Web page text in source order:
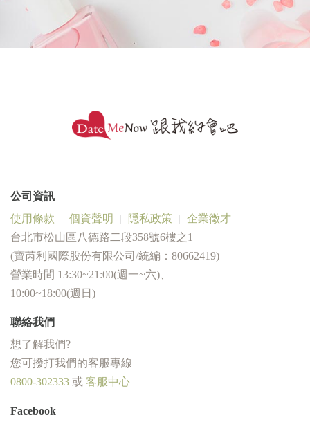
公司資訊
使用條款
個資聲明 隠私政策
企業徵才
台北市松山區八德路二段358號6樓之1
(寶芮利國際股份有限公司/統編：80662419)
營業時間 13:30~21:00(週一~六)、
10:00~18:00(週日)
聯絡我們
想了解我們?
您可撥打我們的客服專線
0800-302333 或 客服中心
Facebook